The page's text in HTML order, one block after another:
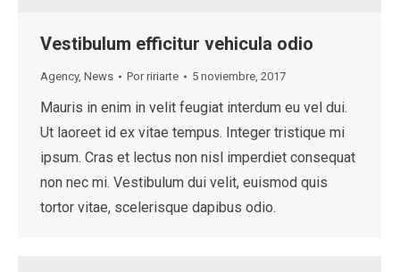
Vestibulum efficitur vehicula odio
Agency, News Porririarte 5 noviembre, 2017
Mauris in enim in velit feugiat interdum eu vel dui.
Ut laoreet id ex vitae tempus. Integer tristique mi
ipsum. Cras et lectus non nisl imperdiet consequat
non nec mi. Vestibulum dui velit, euismod quis
tortor vitae, scelerisque dapibus odio.